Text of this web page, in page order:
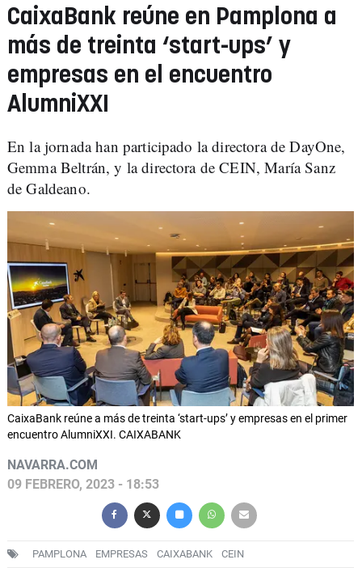
CaixaBank reúne en Pamplona a
más de treinta ‘start-ups’ y
empresas en el encuentro
AlumniXXI
En la jornada han participado la directora de DayOne,
Gemma Beltrán, y la directora de CEIN, María Sanz
de Galdeano.
CaixaBank reúne a más de treinta ‘start-ups’ y empresas en el primer
encuentro AlumniXXI. CAIXABANK
NAVARRA.COM
09 FEBRERO, 2023 - 18:53
PAMPLONA EMPRESAS CAIXABANK CEIN